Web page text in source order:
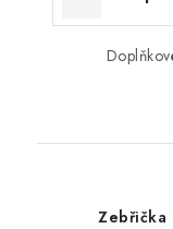
Zebřička